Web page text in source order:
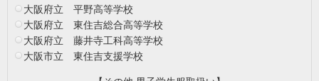
大阪府立 平野高等学校
大阪府立 東住吉総合高等学校
大阪府立 藤井寺工科高等学校
大阪市立 東住吉支援学校